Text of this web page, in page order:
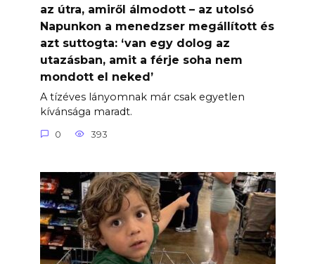
az útra, amiről álmodott – az utolsó
Napunkon a menedzser megállított és
azt suttogta: ‘van egy dolog az
utazásban, amit a férje soha nem
mondott el neked’
A tízéves lányomnak már csak egyetlen
kívánsága maradt.
0 393